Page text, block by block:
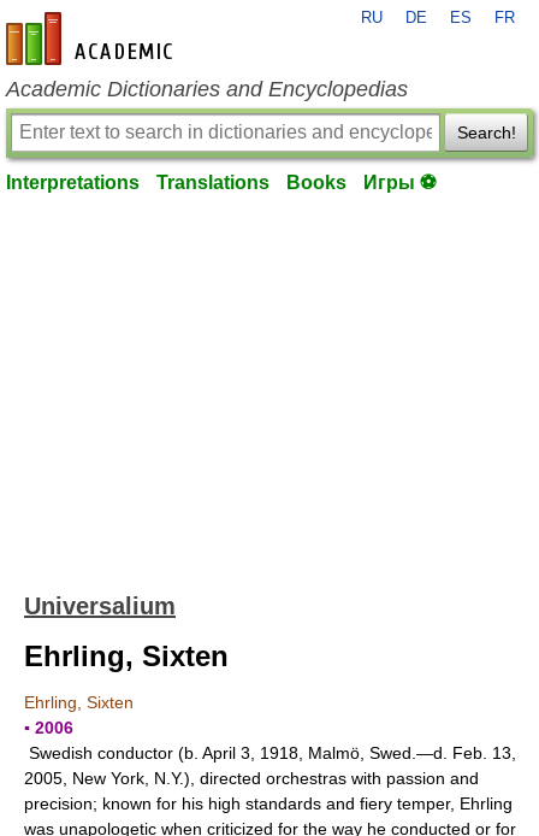
en-academic.com
RU DE ES FR
Academic Dictionaries and Encyclopedias
Search!
Interpretations Translations Books Игры ⚽
Universalium
Ehrling, Sixten
Ehrling, Sixten
▪ 2006
Swedish conductor (b. April 3, 1918, Malmö, Swed.—d. Feb. 13,
2005, New York, N.Y.), directed orchestras with passion and
precision; known for his high standards and fiery temper, Ehrling
was unapologetic when criticized for the way he conducted or for